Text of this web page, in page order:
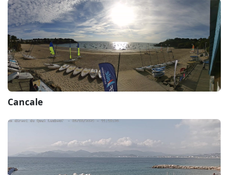
Cancale